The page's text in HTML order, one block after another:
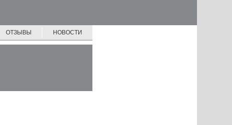
ОТЗЫВЫ НОВОСТИ